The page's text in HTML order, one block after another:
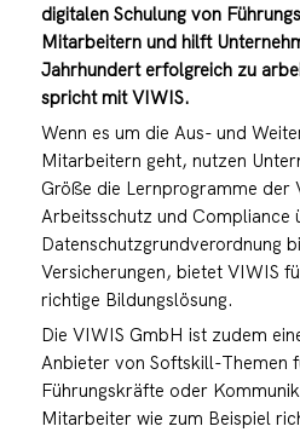
digitalen Schulung von
Mitarbeitern und hilft
Jahrhundert erfolgreich zu
spricht mit VIWIS.
Wenn es um die Aus- und
Mitarbeitern geht, nutzen
Größe die Lernprogramme der
Arbeitsschutz und Compliance
Datenschutzgrundverordnung
Versicherungen, bietet VIWIS
richtige Bildungslösung.
Die VIWIS GmbH ist zudem
Anbieter von Softskill-Themen
Führungskräfte oder
Mitarbeiter wie zum Beispiel